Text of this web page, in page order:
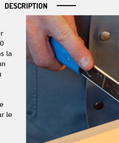
DESCRIPTION
la
le